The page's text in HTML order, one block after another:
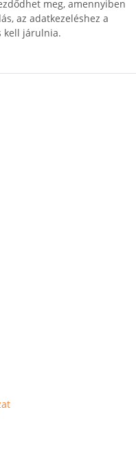
meg, amennyiben
az adatkezeléshez a
kell járulnia.